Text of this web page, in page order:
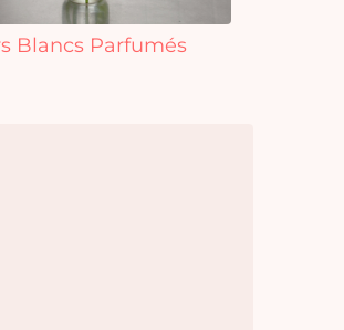
Blancs Parfumés